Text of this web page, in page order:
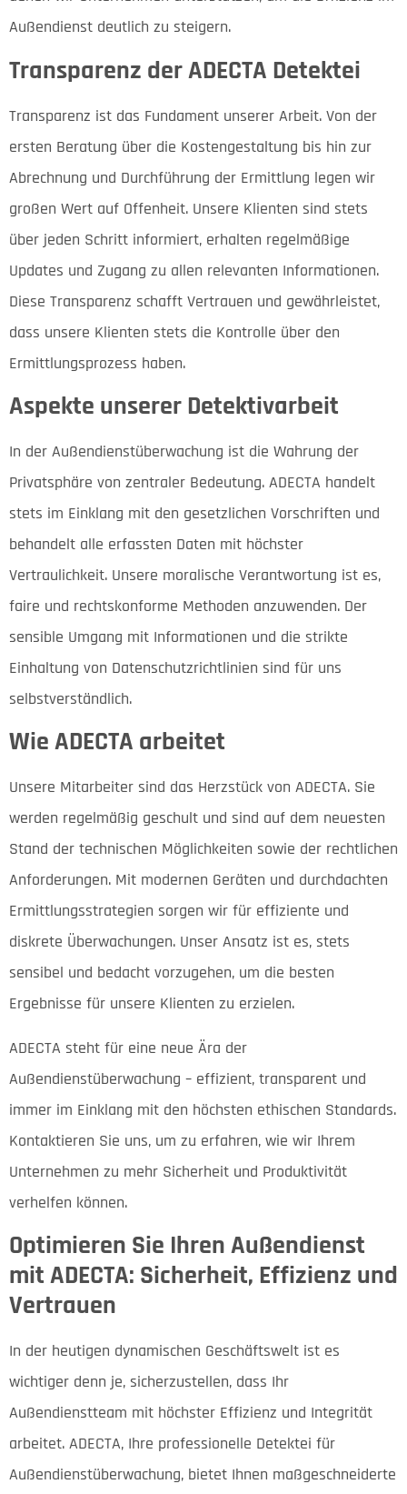
Außendienst deutlich zu steigern.
Transparenz der ADECTA Detektei
Transparenz ist das Fundament unserer Arbeit. Von der
ersten Beratung über die Kostengestaltung bis hin zur
Abrechnung und Durchführung der Ermittlung legen wir
großen Wert auf Offenheit. Unsere Klienten sind stets
über jeden Schritt informiert, erhalten regelmäßige
Updates und Zugang zu allen relevanten Informationen.
Diese Transparenz schafft Vertrauen und gewährleistet,
dass unsere Klienten stets die Kontrolle über den
Ermittlungsprozess haben.
Aspekte unserer Detektivarbeit
In der Außendienstüberwachung ist die Wahrung der
Privatsphäre von zentraler Bedeutung. ADECTA handelt
stets im Einklang mit den gesetzlichen Vorschriften und
behandelt alle erfassten Daten mit höchster
Vertraulichkeit. Unsere moralische Verantwortung ist es,
faire und rechtskonforme Methoden anzuwenden. Der
sensible Umgang mit Informationen und die strikte
Einhaltung von Datenschutzrichtlinien sind für uns
selbstverständlich.
Wie ADECTA arbeitet
Unsere Mitarbeiter sind das Herzstück von ADECTA. Sie
werden regelmäßig geschult und sind auf dem neuesten
Stand der technischen Möglichkeiten sowie der rechtlichen
Anforderungen. Mit modernen Geräten und durchdachten
Ermittlungsstrategien sorgen wir für effiziente und
diskrete Überwachungen. Unser Ansatz ist es, stets
sensibel und bedacht vorzugehen, um die besten
Ergebnisse für unsere Klienten zu erzielen.
ADECTA steht für eine neue Ära der
Außendienstüberwachung – effizient, transparent und
immer im Einklang mit den höchsten ethischen Standards.
Kontaktieren Sie uns, um zu erfahren, wie wir Ihrem
Unternehmen zu mehr Sicherheit und Produktivität
verhelfen können.
Optimieren Sie Ihren Außendienst
mit ADECTA: Sicherheit, Effizienz und
Vertrauen
In der heutigen dynamischen Geschäftswelt ist es
wichtiger denn je, sicherzustellen, dass Ihr
Außendienstteam mit höchster Effizienz und Integrität
arbeitet. ADECTA, Ihre professionelle Detektei für
Außendienstüberwachung, bietet Ihnen maßgeschneiderte